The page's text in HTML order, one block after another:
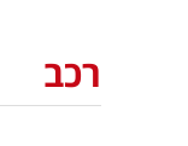
רכב